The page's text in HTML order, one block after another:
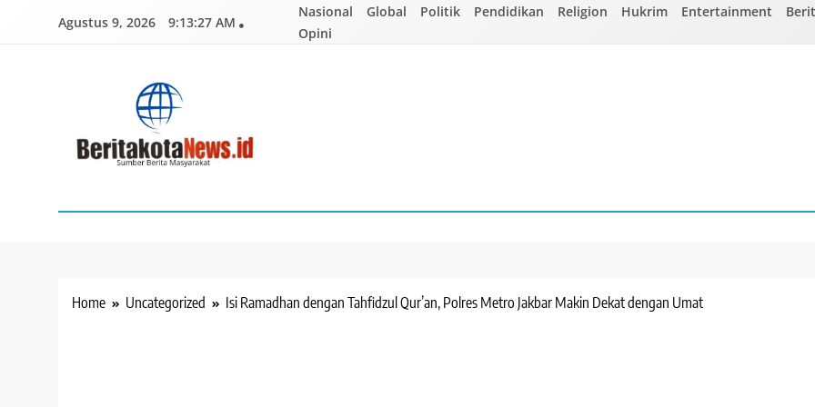
Agustus 9, 2026 9:13:29 AM
Nasional Global Politik Pendidikan Religion Hukrim Entertainment
Opini
Home Uncategorized Isi Ramadhan dengan Tahfidzul Qur’an, Polres Metro Jakbar Makin Dekat dengan Umat